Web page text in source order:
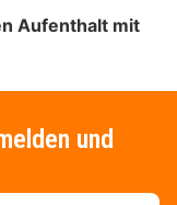
Aufenthalt mit
und